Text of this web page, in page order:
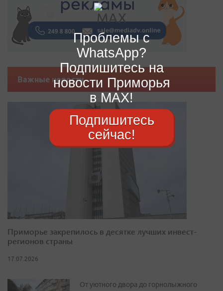
Важные новости
Приморье закрепилось в десятке лучших инвест-
регионов страны
17.07.2026
От уютного двора до горнолыжного
Проблемы с
WhatsApp?
Подпишитесь на
новости Приморья
в MAX!
Подпишитесь
сейчас!